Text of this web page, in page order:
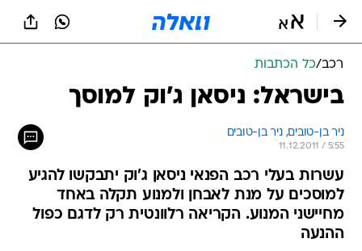
רכב/כל הכתבות
בישראל: ניסאן ג'וק למוסך
ניר בן-טובים, ניר בן-טובים
11.12.2011 / 5:55
עשרות בעלי רכב הפנאי ניסאן ג'וק יתבקשו להגיע
למוסכים על מנת לאבחן ולמנוע תקלה באחד
מחיישני המנוע. הקריאה רלוונטית רק לדגם כפול
ההנעה